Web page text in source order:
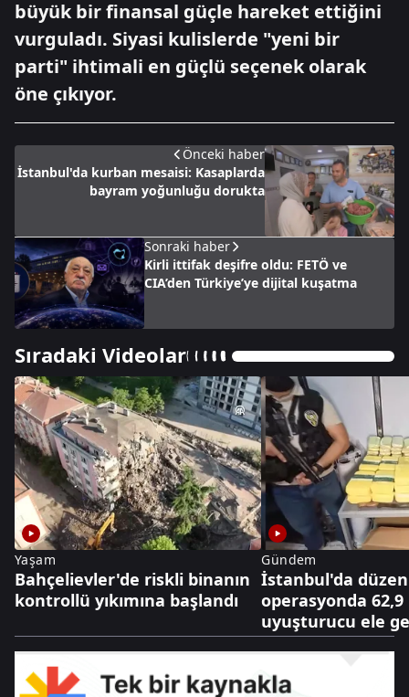
büyük bir finansal güçle hareket ettiğini
vurguladı. Siyasi kulislerde "yeni bir
parti" ihtimali en güçlü seçenek olarak
öne çıkıyor.
Önceki haber
İstanbul'da kurban mesaisi: Kasaplarda
bayram yoğunluğu dorukta
Sonraki haber
Kirli ittifak deşifre oldu: FETÖ ve
CIA’den Türkiye’ye dijital kuşatma
Sıradaki Videolar
Yaşam
Bahçelievler'de riskli binanın
kontrollü yıkımına başlandı
Gündem
İstanbul'da
operasyonda
uyuşturucu ele